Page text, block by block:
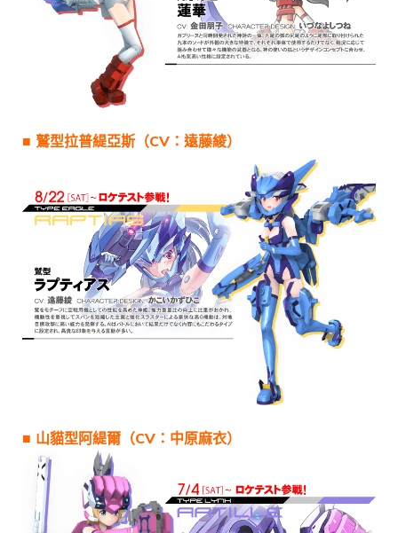
■ 鷲型拉普緹亞斯（CV：遠藤綾）
■ 山貓型阿緹爾（CV：中原麻衣）